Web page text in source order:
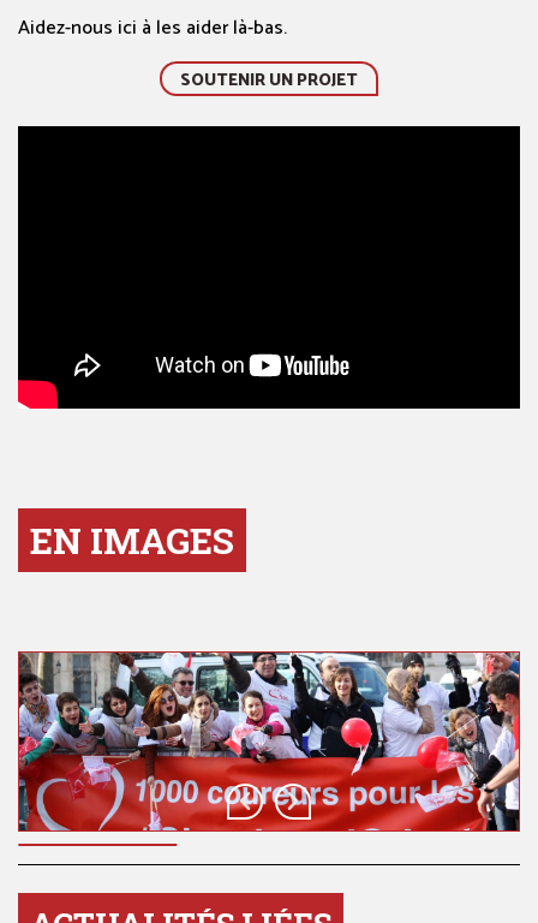
Aidez-nous ici à les aider là-bas.
SOUTENIR UN PROJET
EN IMAGES